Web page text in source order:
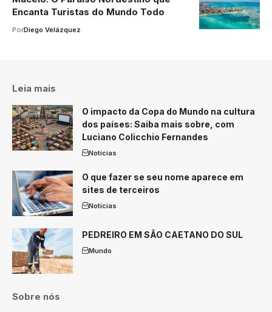
Encanta Turistas do Mundo Todo
PorDiego Velázquez
Leia mais
O impacto da Copa do Mundo na cultura
dos países: Saiba mais sobre, com
Luciano Colicchio Fernandes
Notícias
O que fazer se seu nome aparece em
sites de terceiros
Notícias
PEDREIRO EM SÃO CAETANO DO SUL
Mundo
Sobre nós